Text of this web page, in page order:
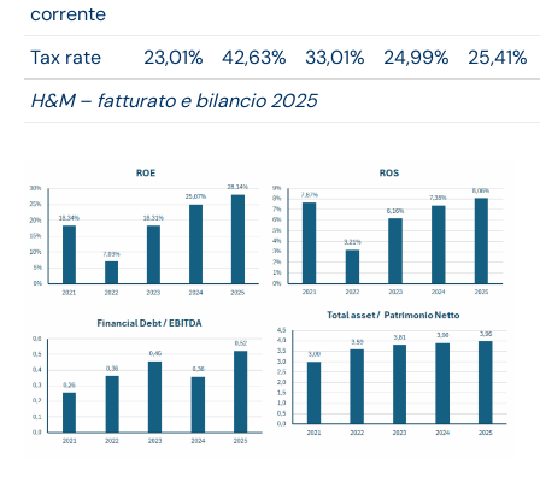
corrente
Tax rate 23,01% 42,63% 33,01% 24,99%
25,41%
H&M – fatturato e bilancio 2025